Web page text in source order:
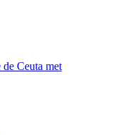
de Ceuta met